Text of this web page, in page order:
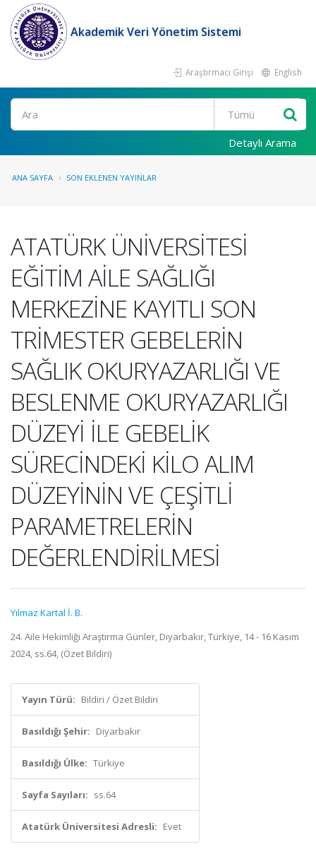
Akademik Veri Yönetim Sistemi
Araştırmacı Girişi English
Ara
Detaylı Arama
ANA SAYFA SON EKLENEN YAYINLAR
ATATÜRK ÜNİVERSİTESİ
EĞİTİM AİLE SAĞLIĞI
MERKEZİNE KAYITLI SON
TRİMESTER GEBELERİN
SAĞLIK OKURYAZARLIĞI VE
BESLENME OKURYAZARLIĞI
DÜZEYİ İLE GEBELİK
SÜRECİNDEKİ KİLO ALIM
DÜZEYİNİN VE ÇEŞİTLİ
PARAMETRELERİN
DEĞERLENDİRİLMESİ
Yılmaz Kartal İ. B.
24. Aile Hekimliği Araştırma Günler, Diyarbakır, Türkiye, 14 - 16 Kasım
2024, ss.64, (Özet Bildiri)
Yayın Türü: Bildiri / Özet Bildiri
Basıldığı Şehir: Diyarbakır
Basıldığı Ülke: Türkiye
Sayfa Sayıları: ss.64
Atatürk Üniversitesi Adresli: Evet